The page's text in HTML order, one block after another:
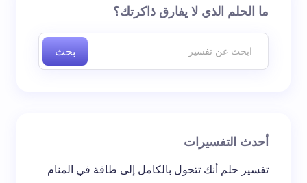
لن يتم نشر عنوان بريدك الإلكتروني. الحقول الإلزامية مشارما الحلم الذي لا يفارق ذاكرتك؟
بحث
أحدث التفسيرات
تفسير حلم أنك تتحول بالكامل إلى طاقة في المنام